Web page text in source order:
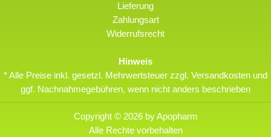
Lieferung
Zahlungsart
Widerrufsrecht
Hinweis
* Alle Preise inkl. gesetzl. Mehrwertsteuer zzgl. Versandkosten und
ggf. Nachnahmegebühren, wenn nicht anders beschrieben
Copyright © 2026 by Apopharm
Alle Rechte vorbehalten